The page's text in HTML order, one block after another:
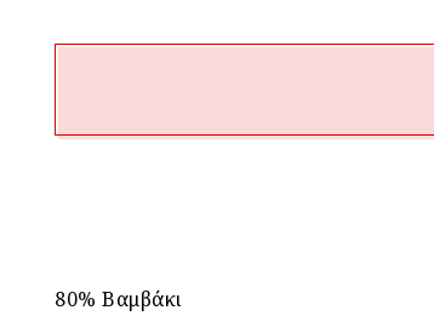
80% Βαμβάκι